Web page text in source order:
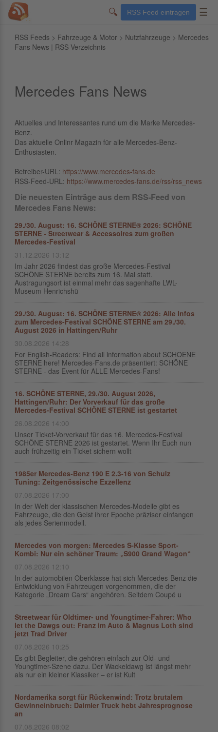
🔍 RSS Feed eintragen ☰
RSS Feeds > Fahrzeuge & Motor > Nutzfahrzeuge > Mercedes
Fans News | RSS Verzeichnis
Mercedes Fans News
Aktuelles und Interessantes rund um die Marke Mercedes-
Benz.
Das aktuelle Onlinr Magazin für alle Mercedes-Benz-
Enthusiasten.
Betreiber-URL: https://www.mercedes-fans.de
RSS-Feed-URL: https://www.mercedes-fans.de/rss/rss_news
Die neuesten Einträge aus dem RSS-Feed von
Mercedes Fans News:
29./30. August: 16. SCHÖNE STERNE® 2026: SCHÖNE
STERNE - Streetwear & Accessoires zum großen
Mercedes-Festival
31.12.2026 13:12
Im Jahr 2026 findest das große Mercedes-Festival
SCHÖNE STERNE bereits zum 16. Mal statt.
Austragungsort ist einmal mehr das sagenhafte LWL-
Museum Henrichshü
29./30. August: 16. SCHÖNE STERNE® 2026: Alle Infos
zum Mercedes-Festival SCHÖNE STERNE am 29./30.
August 2026 in Hattingen/Ruhr
30.08.2026 14:28
For English-Readers: Find all information about SCHOENE
STERNE here! Mercedes-Fans.de präsentiert: SCHÖNE
STERNE - das Event für ALLE Mercedes-Fans!
16. SCHÖNE STERNE, 29./30. August 2026,
Hattingen/Ruhr: Der Vorverkauf für das große
Mercedes-Festival SCHÖNE STERNE ist gestartet
26.08.2026 14:00
Unser Ticket-Vorverkauf für das 16. Mercedes-Festival
SCHÖNE STERNE 2026 ist gestartet. Wenn Ihr Euch nun
auch frühzeitig ein Ticket sichern wollt
1985er Mercedes-Benz 190 E 2.3-16 von Schulz
Tuning: Zeitgenössische Exzellenz
07.08.2026 17:00
In der Welt der klassischen Mercedes-Modelle gibt es
Fahrzeuge, die den Geist ihrer Epoche präziser einfangen
als jedes Serienmodell.
Mercedes von morgen: Mercedes S-Klasse Sport-
Kombi: Nur ein schöner Traum: „S900 Grand Wagon“
07.08.2026 12:10
In der automobilen Oberklasse hat sich Mercedes-Benz die
Entwicklung von Fahrzeugen vorgenommen, die der
Kategorie „Dream Cars“ angehören. Seitdem Coupé u
Streetwear für Oldtimer- und Youngtimer-Fahrer: Who
let the Dawgs out: Franz im Auto & Magnus Loth sind
jetzt Trad Driver
07.08.2026 10:25
Es gibt Begleiter, die gehören einfach zur Old- und
Youngtimer-Szene dazu. Der Wackeldawg ist längst mehr
als nur ein kleiner Klassiker – er ist Kult
Nordamerika sorgt für Rückenwind: Trotz brutalem
Gewinneinbruch: Daimler Truck hebt Jahresprognose
an
07.08.2026 08:02